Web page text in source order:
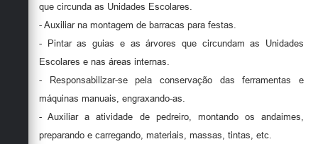
que circunda as Unidades Escolares.
- Auxiliar na montagem de barracas para festas.
- Pintar as guias e as árvores que circundam as Unidades
Escolares e nas áreas internas.
- Responsabilizar-se pela conservação das ferramentas e
máquinas manuais, engraxando-as.
- Auxiliar a atividade de pedreiro, montando os andaimes,
preparando e carregando, materiais, massas, tintas, etc.